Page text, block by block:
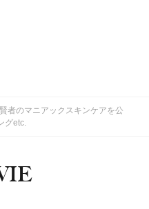
者のマニアックスキンケアを公
グetc.